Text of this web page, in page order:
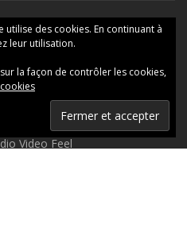
Video Feel
des cookies. En continuant à
leur utilisation.
la façon de contrôler les cookies,